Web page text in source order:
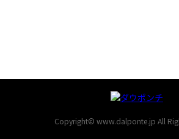
Copyright© www.dalponte.jp All